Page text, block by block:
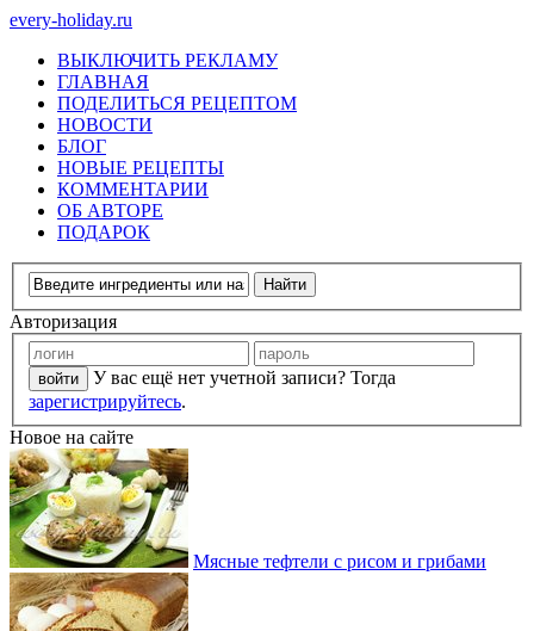
every-holiday.ru
ВЫКЛЮЧИТЬ РЕКЛАМУ
ГЛАВНАЯ
ПОДЕЛИТЬСЯ РЕЦЕПТОМ
НОВОСТИ
БЛОГ
НОВЫЕ РЕЦЕПТЫ
КОММЕНТАРИИ
ОБ АВТОРЕ
ПОДАРОК
Авторизация
У вас ещё нет учетной записи? Тогда
зарегистрируйтесь.
Новое на сайте
Мясные тефтели с рисом и грибами